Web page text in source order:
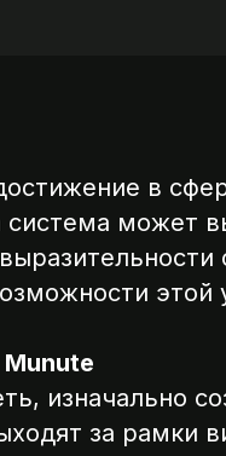
в
может
этой
изначально
за рамки